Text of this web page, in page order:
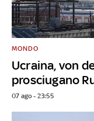
Ucraina, von
prosciugano
MONDO
07 ago - 23:55